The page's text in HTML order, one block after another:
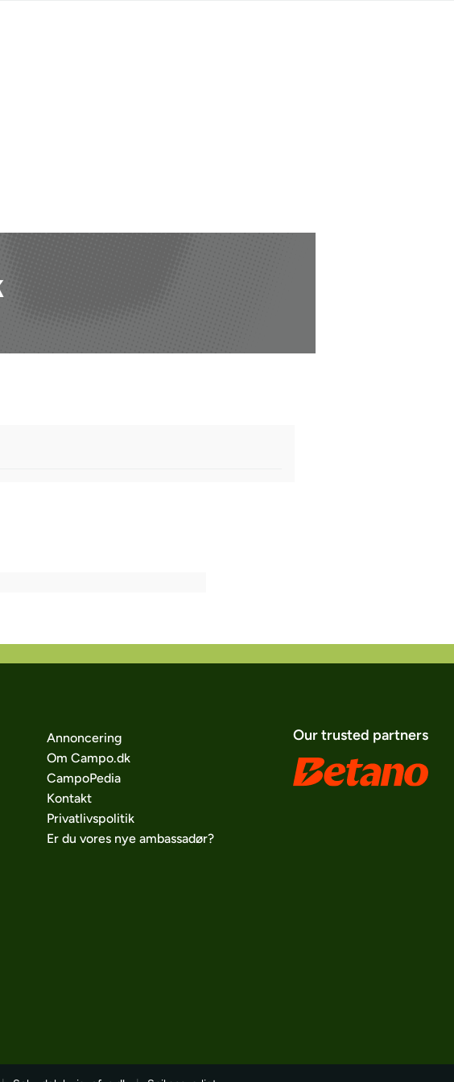
Annoncering
Om Campo.dk
CampoPedia
Kontakt
Privatlivspolitik
Er du vores nye ambassadør?
Our trusted partners